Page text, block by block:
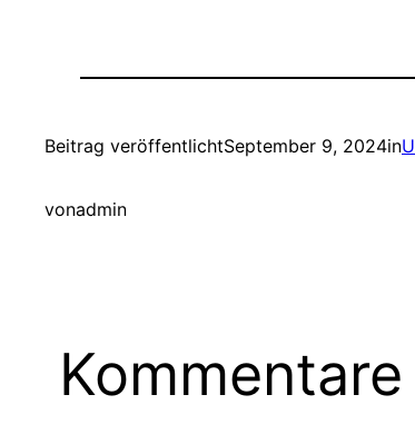
Beitrag veröffentlichtSeptember 9, 2024in
vonadmin
Kommentare